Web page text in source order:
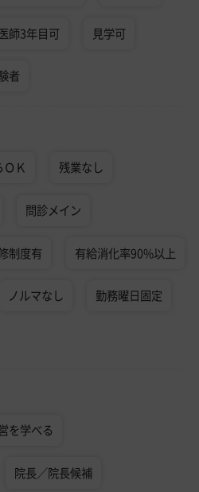
師3年目可 見学可
者
Ｋ 残業なし
問診メイン
制度有 有給消化率90%以上
ノルマなし 勤務曜日固定
を学べる
院長／院長候補